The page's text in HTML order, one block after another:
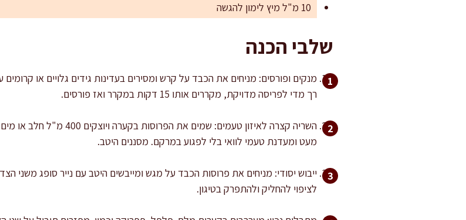
10 מ"ל מיץ לימון להגשה
שלבי הכנה
רך מדי לפריסה מדויקת, מקררים אותו 15 דקות במקרר ואז פורסים.
מעט ומעדנת טעמי לוואי בלי לפגוע במרקם. מסננים היטב.
ייבוש יסודי: מניחים את פרוסות הכבד על מגש ומייבשים היטב עם נייר סופג משני
לציפוי להחליק ולהתפרק בטיגון.